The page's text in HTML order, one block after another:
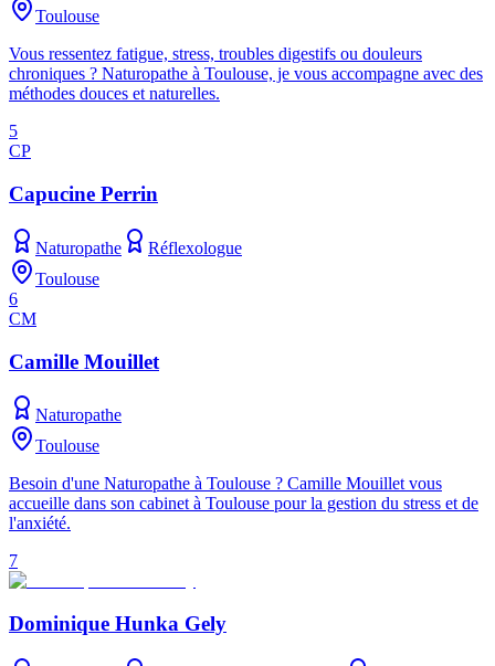
Toulouse
Vous ressentez fatigue, stress, troubles digestifs ou douleurs
chroniques ? Naturopathe à Toulouse, je vous accompagne avec des
méthodes douces et naturelles.
5
CP
Capucine Perrin
Naturopathe
Réflexologue
Toulouse
6
CM
Camille Mouillet
Naturopathe
Toulouse
Besoin d'une Naturopathe à Toulouse ? Camille Mouillet vous
accueille dans son cabinet à Toulouse pour la gestion du stress et de
l'anxiété.
7
Dominique Hunka Gely